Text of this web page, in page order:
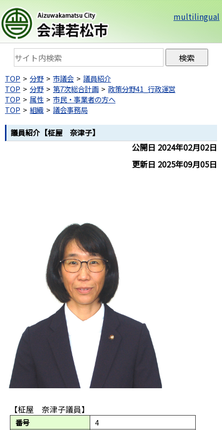
multilingual
TOP 分野 市議会
議員紹介
TOP
分野 第7次総合計画
政策分野41_行政運営
TOP
属性
市民・事業者の方へ
TOP
組織 議会事務局
議員紹介【柾屋 奈津子】
公開日 2024年02月02日
更新日 2025年09月05日
【柾屋 奈津子議員】
番号
4